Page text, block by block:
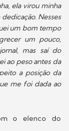
ela virou minha
Nesses
um bom tempo
um pouco,
mas saí do
ao peso antes da
a posição da
me foi dada ao
o elenco do